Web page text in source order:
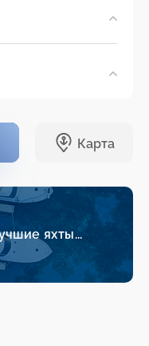
яхты...